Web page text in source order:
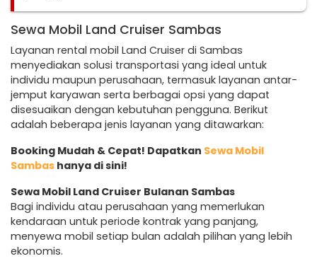
Sewa Mobil Land Cruiser Sambas
Layanan rental mobil Land Cruiser di Sambas
menyediakan solusi transportasi yang ideal untuk
individu maupun perusahaan, termasuk layanan antar-
jemput karyawan serta berbagai opsi yang dapat
disesuaikan dengan kebutuhan pengguna. Berikut
adalah beberapa jenis layanan yang ditawarkan:
Booking Mudah & Cepat! Dapatkan Sewa Mobil
Sambas hanya di sini!
Sewa Mobil Land Cruiser Bulanan Sambas
Bagi individu atau perusahaan yang memerlukan
kendaraan untuk periode kontrak yang panjang,
menyewa mobil setiap bulan adalah pilihan yang lebih
ekonomis.